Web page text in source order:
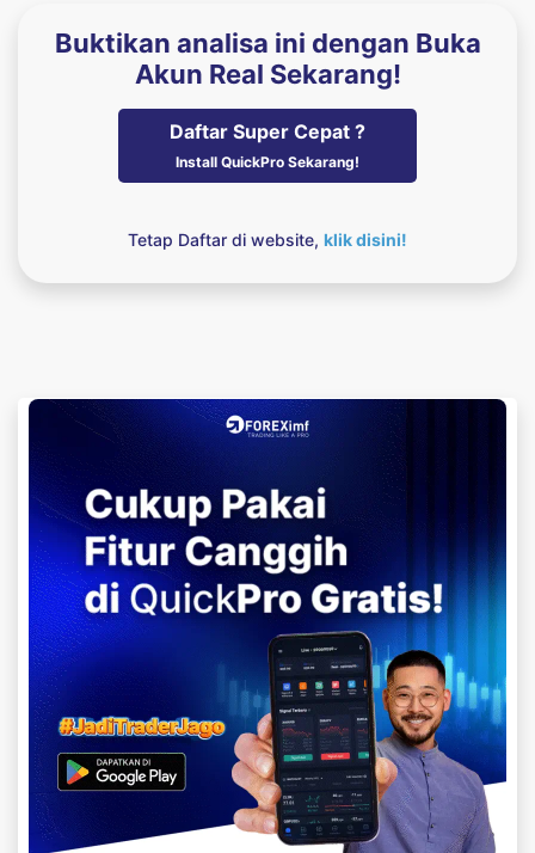
Buktikan analisa ini dengan Buka
Akun Real Sekarang!
Daftar Super Cepat ?
Install QuickPro Sekarang!
Tetap Daftar di website, klik disini!